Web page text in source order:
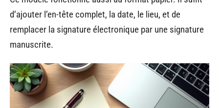
d’ajouter l’en-tête complet, la date, le lieu, et de
remplacer la signature électronique par une signature
manuscrite.